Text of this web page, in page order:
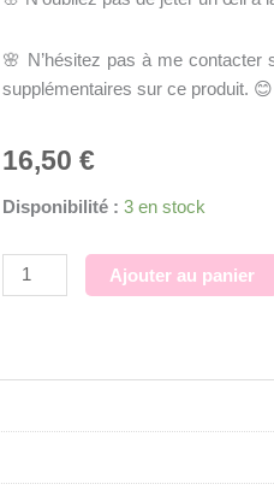
🌸 N’hésitez pas à me contacter
supplémentaires sur ce produit. 😊
16,50 €
Disponibilité : 3 en stock
quantité
Kuma
shaker
silicone
commande
Ajouter au panier